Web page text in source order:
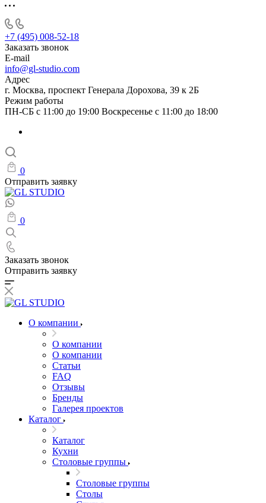
+7 (495) 008-52-18
Заказать звонок
E-mail
info@gl-studio.com
Адрес
г. Москва, проспект Генерала Дорохова, 39 к 2Б
Режим работы
ПН-СБ с 11:00 до 19:00 Воскресенье с 11:00 до 18:00
0
Отправить заявку
0
Заказать звонок
Отправить заявку
О компании
О компании
О компании
Статьи
FAQ
Отзывы
Бренды
Галерея проектов
Каталог
Каталог
Кухни
Столовые группы
Столовые группы
Столы